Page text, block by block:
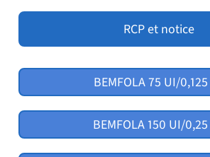
RCP et notice
BEMFOLA 75 UI/
BEMFOLA 150 UI/